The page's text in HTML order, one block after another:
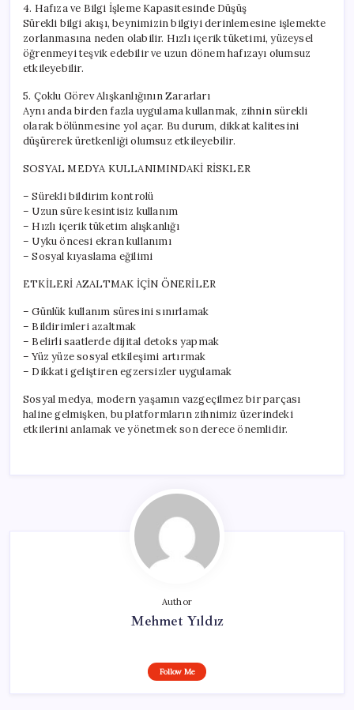
4. Hafıza ve Bilgi İşleme Kapasitesinde Düşüş
Sürekli bilgi akışı, beynimizin bilgiyi derinlemesine işlemekte
zorlanmasına neden olabilir. Hızlı içerik tüketimi, yüzeysel
öğrenmeyi teşvik edebilir ve uzun dönem hafızayı olumsuz
etkileyebilir.
5. Çoklu Görev Alışkanlığının Zararları
Aynı anda birden fazla uygulama kullanmak, zihnin sürekli
olarak bölünmesine yol açar. Bu durum, dikkat kalitesini
düşürerek üretkenliği olumsuz etkileyebilir.
SOSYAL MEDYA KULLANIMINDAKİ RİSKLER
– Sürekli bildirim kontrolü
– Uzun süre kesintisiz kullanım
– Hızlı içerik tüketim alışkanlığı
– Uyku öncesi ekran kullanımı
– Sosyal kıyaslama eğilimi
ETKİLERİ AZALTMAK İÇİN ÖNERİLER
– Günlük kullanım süresini sınırlamak
– Bildirimleri azaltmak
– Belirli saatlerde dijital detoks yapmak
– Yüz yüze sosyal etkileşimi artırmak
– Dikkati geliştiren egzersizler uygulamak
Sosyal medya, modern yaşamın vazgeçilmez bir parçası
haline gelmişken, bu platformların zihnimiz üzerindeki
etkilerini anlamak ve yönetmek son derece önemlidir.
Author
Mehmet Yıldız
Follow Me